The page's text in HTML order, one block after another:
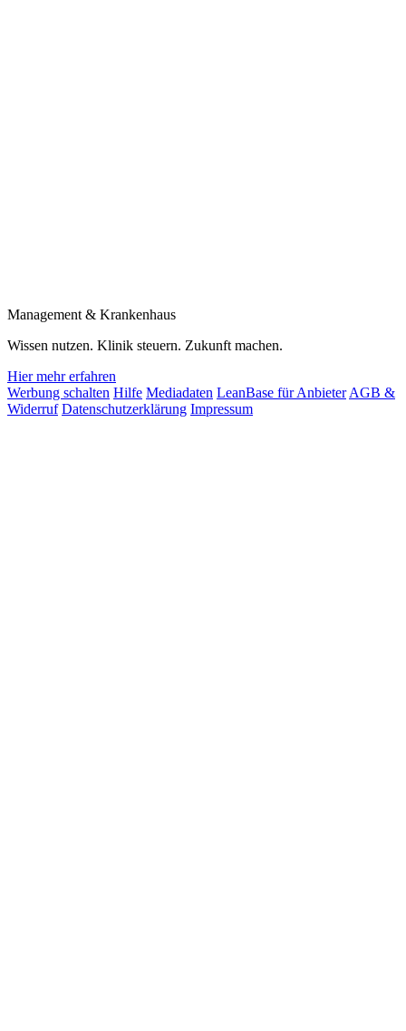
Management & Krankenhaus
Wissen nutzen. Klinik steuern. Zukunft machen.
Hier mehr erfahren
Werbung schalten Hilfe Mediadaten LeanBase für Anbieter AGB &
Widerruf Datenschutzerklärung Impressum